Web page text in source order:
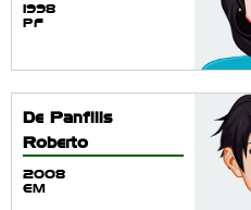
1998
PF
De Panfilis
Roberto
2008
EM